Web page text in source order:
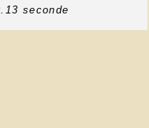
seconde